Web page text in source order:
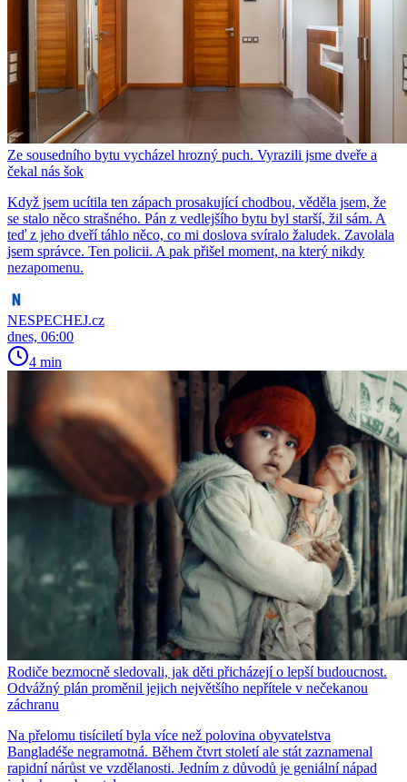
Ze sousedního bytu vycházel hrozný puch. Vyrazili jsme dveře a
čekal nás šok
Když jsem ucítila ten zápach prosakující chodbou, věděla jsem, že
se stalo něco strašného. Pán z vedlejšího bytu byl starší, žil sám. A
teď z jeho dveří táhlo něco, co mi doslova svíralo žaludek. Zavolala
jsem správce. Ten policii. A pak přišel moment, na který nikdy
nezapomenu.
NESPECHEJ.cz
dnes, 06:00
4 min
Rodiče bezmocně sledovali, jak děti přicházejí o lepší budoucnost.
Odvážný plán proměnil jejich největšího nepřítele v nečekanou
záchranu
Na přelomu tisíciletí byla více než polovina obyvatelstva
Bangladéše negramotná. Během čtvrt století ale stát zaznamenal
rapidní nárůst ve vzdělanosti. Jedním z důvodů je geniální nápad